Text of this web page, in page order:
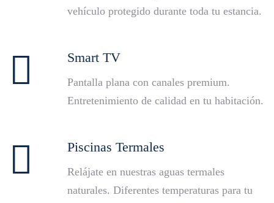
vehículo protegido durante toda tu estancia.
Smart TV
Pantalla plana con canales premium.
Entretenimiento de calidad en tu habitación.
Piscinas Termales
Relájate en nuestras aguas termales
naturales. Diferentes temperaturas para tu